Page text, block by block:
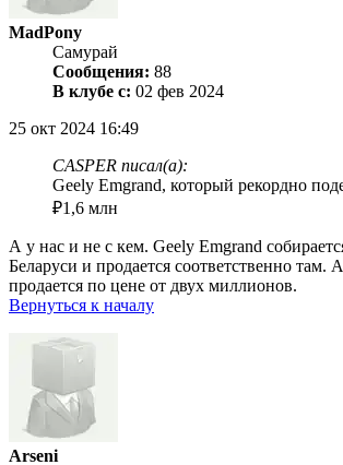
MadPony
Самурай
Сообщения: 88
В клубе с: 02 фев 2024
25 окт 2024 16:49
CASPER писал(а):
Geely Emgrand, который рекордно
₽1,6 млн
А у нас и не с кем. Geely Emgrand
Беларуси и продается соответственно там.
продается по цене от двух миллионов.
Вернуться к началу
Arseni